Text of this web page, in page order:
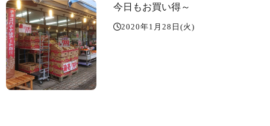
今日もお買い得～️
2020年1月28日(火)